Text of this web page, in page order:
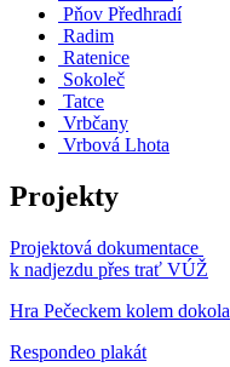
Pňov Předhradí
Radim
Ratenice
Sokoleč
Tatce
Vrbčany
Vrbová Lhota
Projekty
Projektová dokumentace
k nadjezdu přes trať VÚŽ
Hra Pečeckem kolem dokola
Respondeo plakát